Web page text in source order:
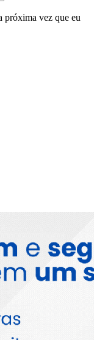
próxima vez que eu